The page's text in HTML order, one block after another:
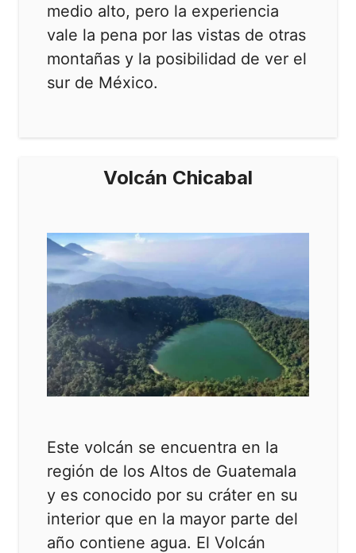
medio alto, pero la experiencia
vale la pena por las vistas de otras
montañas y la posibilidad de ver el
sur de México.
Volcán Chicabal
Este volcán se encuentra en la
región de los Altos de Guatemala
y es conocido por su cráter en su
interior que en la mayor parte del
año contiene agua. El Volcán